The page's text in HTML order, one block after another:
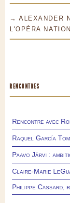
→ ALEXANDER
L'OPÉRA
RENCONTRES
Rencontre avec
Raquel García
Paavo Järvi :
Claire-Marie
Philippe Cassard,